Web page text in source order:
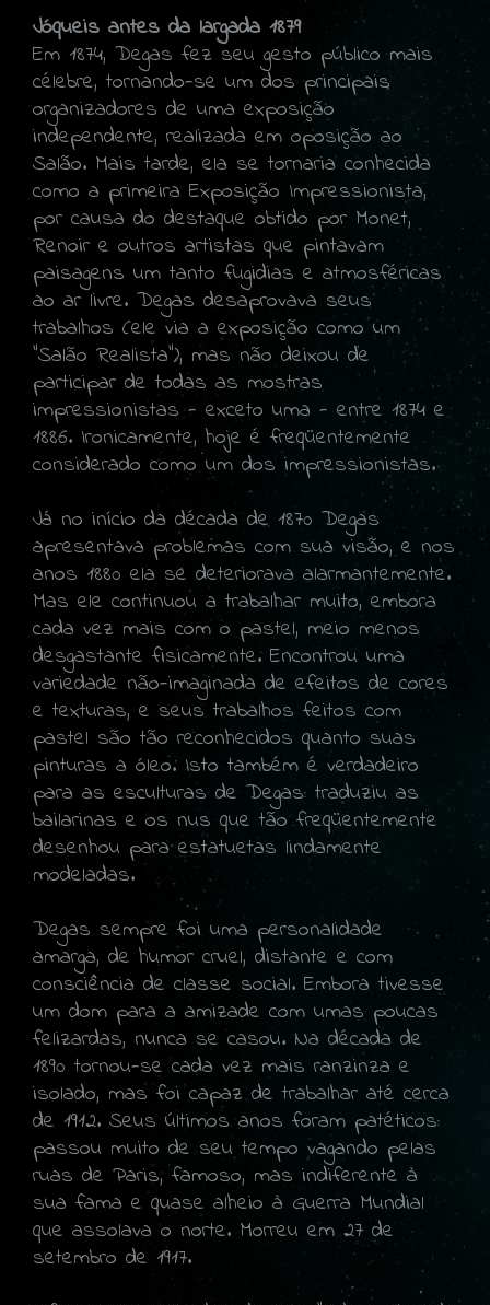
Jóqueis antes da largada 1879
Em 1874, Degas fez seu gesto público mais
célebre, tornando-se um dos principais
organizadores de uma exposição
independente, realizada em oposição ao
Salão. Mais tarde, ela se tornaria conhecida
como a primeira Exposição Impressionista,
por causa do destaque obtido por Monet,
Renoir e outros artistas que pintavam
paisagens um tanto fugidias e atmosféricas
ao ar livre. Degas desaprovava seus
trabalhos (ele via a exposição como um
"Salão Realista"), mas não deixou de
participar de todas as mostras
impressionistas - exceto uma - entre 1874 e
1886. Ironicamente, hoje é freqüentemente
considerado como um dos impressionistas.
Já no início da década de 1870 Degas
apresentava problemas com sua visão, e nos
anos 1880 ela se deteriorava alarmantemente.
Mas ele continuou a trabalhar muito, embora
cada vez mais com o pastel, meio menos
desgastante fisicamente. Encontrou uma
variedade não-imaginada de efeitos de cores
e texturas, e seus trabalhos feitos com
pastel são tão reconhecidos quanto suas
pinturas a óleo. Isto também é verdadeiro
para as esculturas de Degas: traduziu as
bailarinas e os nus que tão freqüentemente
desenhou para estatuetas lindamente
modeladas.
Degas sempre foi uma personalidade
amarga, de humor cruel, distante e com
consciência de classe social. Embora tivesse
um dom para a amizade com umas poucas
felizardas, nunca se casou. Na década de
1890 tornou-se cada vez mais ranzinza e
isolado, mas foi capaz de trabalhar até cerca
de 1912. Seus últimos anos foram patéticos:
passou muito de seu tempo vagando pelas
ruas de Paris, famoso, mas indiferente à
sua fama e quase alheio à Guerra Mundial
que assolava o norte. Morreu em 27 de
setembro de 1917.